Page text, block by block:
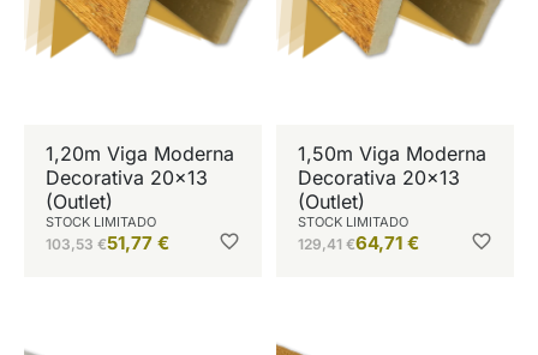
1,20m Viga Moderna
Decorativa 20×13
(Outlet)
STOCK LIMITADO
103,53 €51,77 €
1,50m Viga Moderna
Decorativa 20×13
(Outlet)
STOCK LIMITADO
129,41 €64,71 €